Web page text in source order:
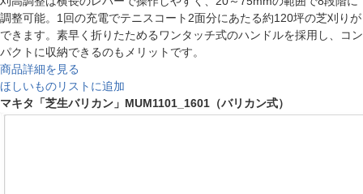
調整可能。1回の充電でテニスコート2面分にあたる約120坪の芝刈りが
できます。素早く折りたためるワンタッチ式のハンドルを採用し、コン
パクトに収納できるのもメリットです。
商品詳細を見る
ほしいものリストに追加
マキタ「芝生バリカン」MUM1101_1601（バリカン式）